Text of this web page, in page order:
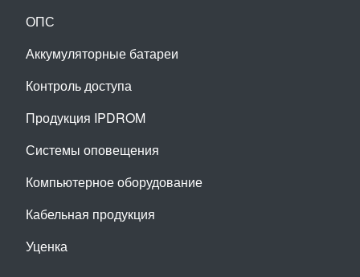
ОПС
Аккумуляторные батареи
Контроль доступа
Продукция IPDROM
Системы оповещения
Компьютерное оборудование
Кабельная продукция
Уценка